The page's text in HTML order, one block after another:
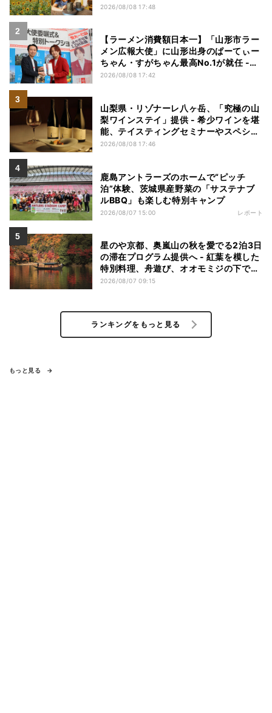
2026/08/08 17:48
【ラーメン消費額日本一】「山形市ラー
メン広報大使」に山形出身のぱーてぃー
ちゃん・すがちゃん最高No.1が就任 -
「山ラー」の魅力を発信へ
2026/08/08 17:42
山梨県・リゾナーレ八ヶ岳、「究極の山
梨ワインステイ」提供 - 希少ワインを堪
能、テイスティングセミナーやスペシャ
ルディナーも
2026/08/08 17:46
鹿島アントラーズのホームで“ピッチ
泊”体験、茨城県産野菜の「サステナブ
ルBBQ」も楽しむ特別キャンプ
2026/08/07 15:00 レポート
星のや京都、奥嵐山の秋を愛でる2泊3日
の滞在プログラム提供へ - 紅葉を模した
特別料理、舟遊び、オオモミジの下でお
こなう深呼吸など
2026/08/07 09:15
ランキングをもっと見る
もっと見る